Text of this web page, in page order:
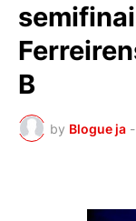
B
by Blogue ja -